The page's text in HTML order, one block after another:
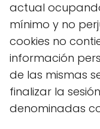
actual
mínimo y no
cookies no
información
de las mismas
finalizar la
denominadas